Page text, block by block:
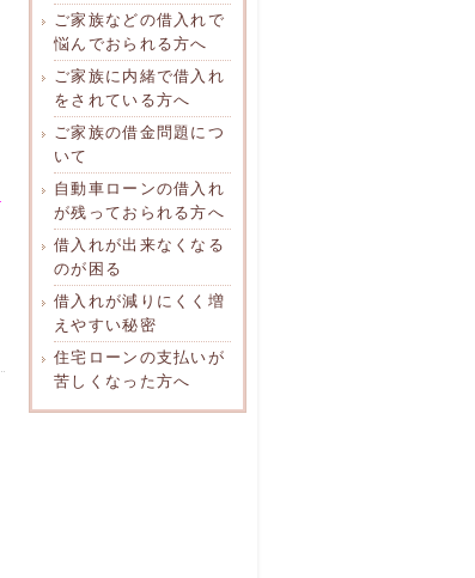
ご家族などの借入れで
悩んでおられる方へ
ご家族に内緒で借入れ
をされている方へ
ご家族の借金問題につ
いて
自動車ローンの借入れ
が残っておられる方へ
借入れが出来なくなる
のが困る
借入れが減りにくく増
えやすい秘密
住宅ローンの支払いが
苦しくなった方へ